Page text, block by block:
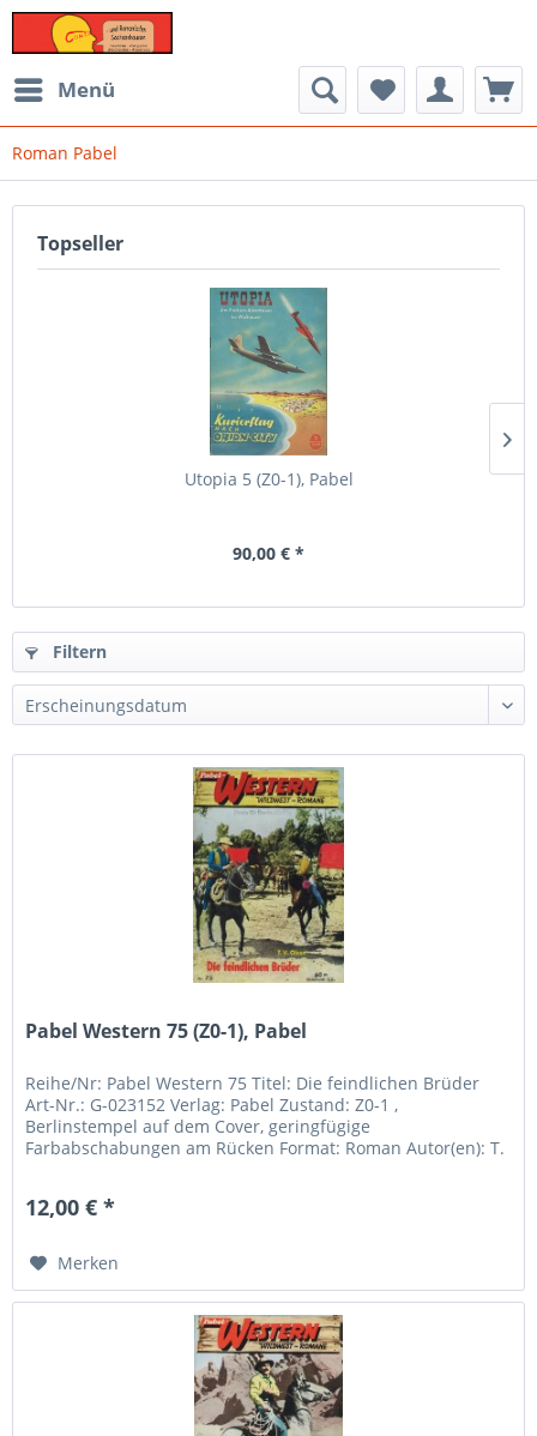
Menü
Roman Pabel
Topseller
Utopia 5 (Z0-1), Pabel
90,00 € *
Filtern
Pabel Western 75 (Z0-1), Pabel
Reihe/Nr: Pabel Western 75 Titel: Die feindlichen Brüder
Art-Nr.: G-023152 Verlag: Pabel Zustand: Z0-1 ,
Berlinstempel auf dem Cover, geringfügige
Farbabschabungen am Rücken Format: Roman Autor(en): T.
12,00 € *
Merken